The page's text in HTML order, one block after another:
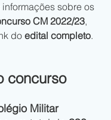
sobre os
CM 2022/23,
do edital completo.
concurso
Militar